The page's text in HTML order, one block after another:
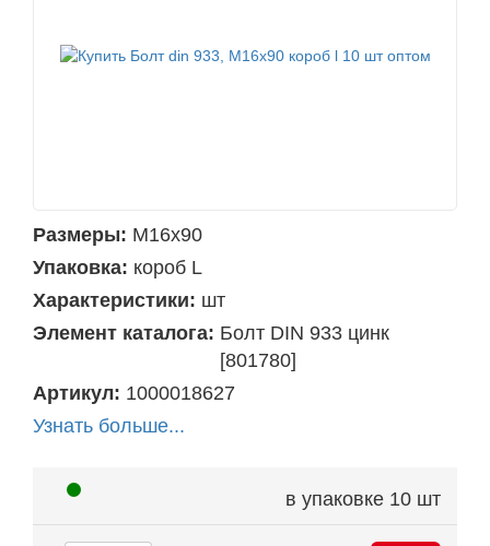
Размеры: М16х90
Упаковка: короб L
Характеристики: шт
Элемент каталога: Болт DIN 933 цинк
[801780]
Артикул: 1000018627
Узнать больше...
в упаковке 10 шт